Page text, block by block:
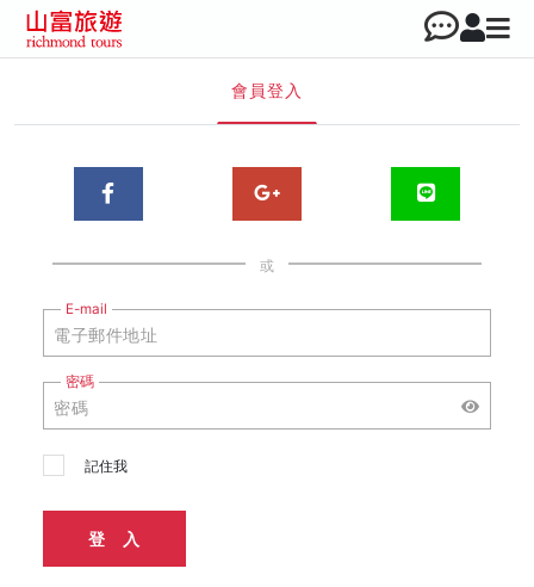
會員登入
或
E-mail
密碼
記住我
登 入